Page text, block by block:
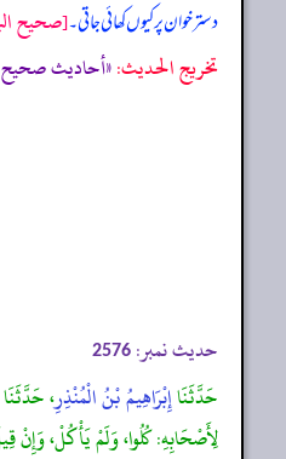
دستر خوان پر کیوں کھائی جاتی۔[صحيح
تخریج الحدیث:«أحاديث
حدیث نمبر: 2576
حَدَّثَنَاإِبْرَاهِيمُ بْنُ الْمُنْذِرِ، حَدَّثَنَا
لِأَصْحَابِهِ: كُلُوا، وَلَمْ يَأْكُلْ،